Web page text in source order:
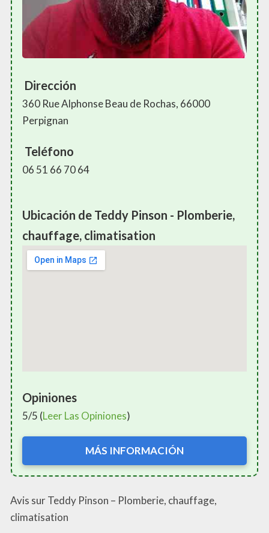
Dirección
360 Rue Alphonse Beau de Rochas, 66000
Perpignan
Teléfono
06 51 66 70 64
Ubicación de Teddy Pinson - Plomberie,
chauffage, climatisation
Opiniones
5/5 (Leer Las Opiniones)
MÁS INFORMACIÓN
Avis sur Teddy Pinson – Plomberie, chauffage,
climatisation